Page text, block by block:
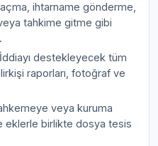
ihtarname gönderme,
tahkime gitme gibi
İddiayı destekleyecek tüm
raporları, fotoğraf ve
veya kuruma
eklerle birlikte dosya tesis